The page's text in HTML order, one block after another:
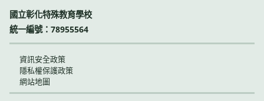
國立彰化特殊教育學校
統一編號：78955564
資訊安全政策
隱私權保護政策
網站地圖